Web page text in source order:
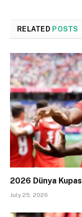
RELATED POSTS
2026 Dünya
July 25, 2026